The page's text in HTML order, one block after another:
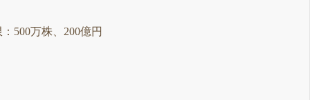
500万株、200億円